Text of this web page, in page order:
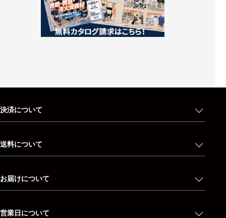
決済について
送料について
お届けについて
営業日について